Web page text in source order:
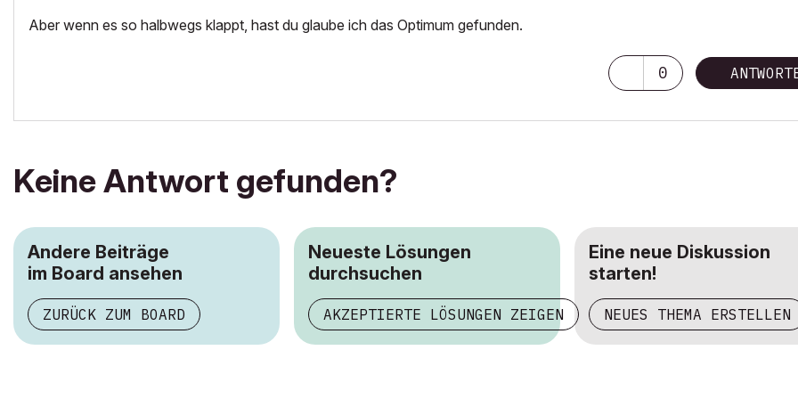
Aber wenn es so halbwegs klappt, hast du glaube ich das Optimum gefunden.
0
Keine Antwort gefunden?
Andere Beiträge
im Board ansehen
ZURÜCK ZUM BOARD
Neueste Lösungen
durchsuchen
AKZEPTIERTE LÖSUNGEN ZEIGEN
Eine neue Diskussion
starten!
NEUES THEMA ERSTELLEN